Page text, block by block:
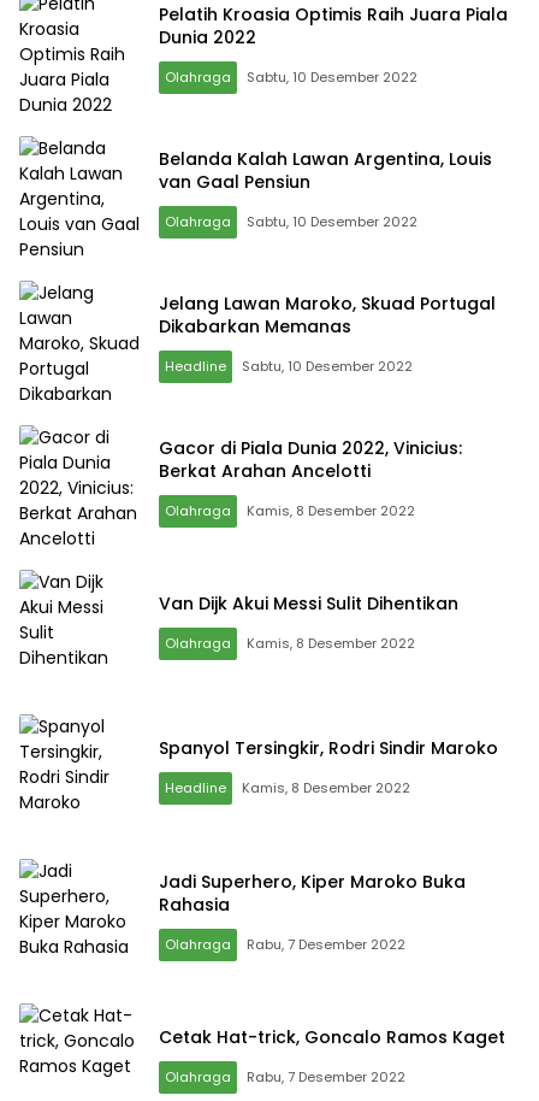
Pelatih Kroasia Optimis Raih Juara Piala
Dunia 2022
Olahraga Sabtu, 10 Desember 2022
Belanda Kalah Lawan Argentina, Louis
van Gaal Pensiun
Olahraga Sabtu, 10 Desember 2022
Jelang Lawan Maroko, Skuad Portugal
Dikabarkan Memanas
Headline Sabtu, 10 Desember 2022
Gacor di Piala Dunia 2022, Vinicius:
Berkat Arahan Ancelotti
Olahraga Kamis, 8 Desember 2022
Van Dijk Akui Messi Sulit Dihentikan
Olahraga Kamis, 8 Desember 2022
Spanyol Tersingkir, Rodri Sindir Maroko
Headline Kamis, 8 Desember 2022
Jadi Superhero, Kiper Maroko Buka
Rahasia
Olahraga Rabu, 7 Desember 2022
Cetak Hat-trick, Goncalo Ramos Kaget
Olahraga Rabu, 7 Desember 2022